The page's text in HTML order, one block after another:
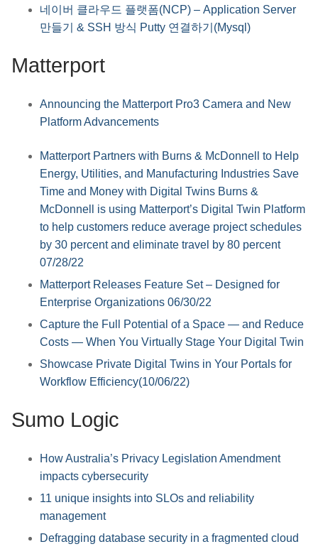
네이버 클라우드 플랫폼(NCP) – Application Server
만들기 & SSH 방식 Putty 연결하기(Mysql)
Matterport
Announcing the Matterport Pro3 Camera and New
Platform Advancements
Matterport Partners with Burns & McDonnell to Help
Energy, Utilities, and Manufacturing Industries Save
Time and Money with Digital Twins Burns &
McDonnell is using Matterport’s Digital Twin Platform
to help customers reduce average project schedules
by 30 percent and eliminate travel by 80 percent
07/28/22
Matterport Releases Feature Set – Designed for
Enterprise Organizations 06/30/22
Capture the Full Potential of a Space — and Reduce
Costs — When You Virtually Stage Your Digital Twin
Showcase Private Digital Twins in Your Portals for
Workflow Efficiency(10/06/22)
Sumo Logic
How Australia’s Privacy Legislation Amendment
impacts cybersecurity
11 unique insights into SLOs and reliability
management
Defragging database security in a fragmented cloud